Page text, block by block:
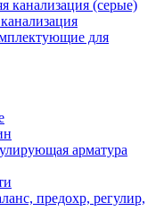
канализация (серые)
для
арматура
предохр, регулир,